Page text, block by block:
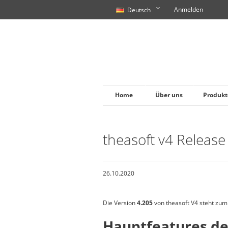
Deutsch Anmelden
Home Über uns
theasoft v4
26.10.2020
Die Version4.205von theasoft V4 steht